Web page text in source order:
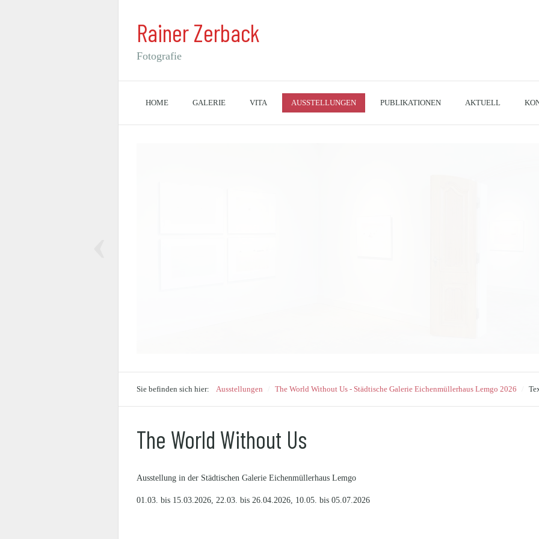
Rainer Zerback
Fotografie
HOME GALERIE VITA AUSSTELLUNGEN PUBLIKATIONEN AKTUELL
Sie befinden sich hier: Ausstellungen The World Without Us - Städtische Galerie Eichenmüllerhaus Lemgo 2026
The World Without Us
Ausstellung in der Städtischen Galerie Eichenmüllerhaus Lemgo
01.03. bis 15.03.2026, 22.03. bis 26.04.2026, 10.05. bis 05.07.2026